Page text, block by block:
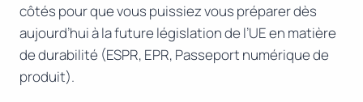
côtés pour que vous puissiez vous préparer dès
aujourd’hui à la future législation de l’UE en matière
de durabilité (ESPR, EPR, Passeport numérique de
produit).